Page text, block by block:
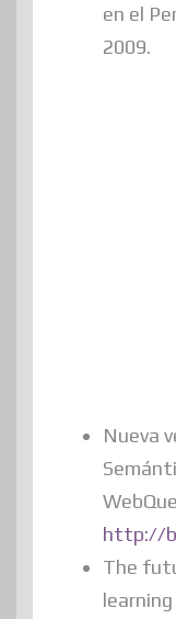
en el
2009.
Nueva
http://
The